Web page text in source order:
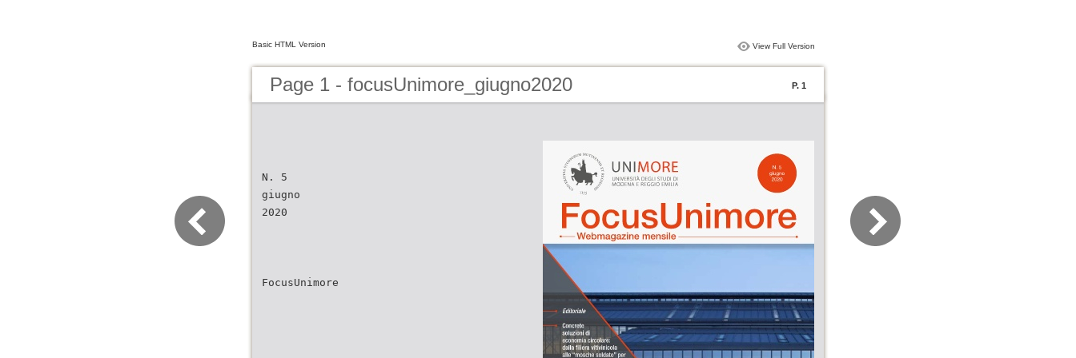
Basic HTML Version View Full Version
Page 1 - focusUnimore_giugno2020 P. 1
N. 5
giugno
2020
FocusUnimore